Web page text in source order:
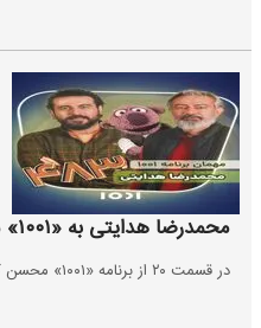
محمدرضا هدایتی به ‌«۱۰۰۱» می‌آید
در قسمت ۲۰ از برنامه «۱۰۰۱» محسن کیایی میزبان محمدرضا هدایتی می‌شود.